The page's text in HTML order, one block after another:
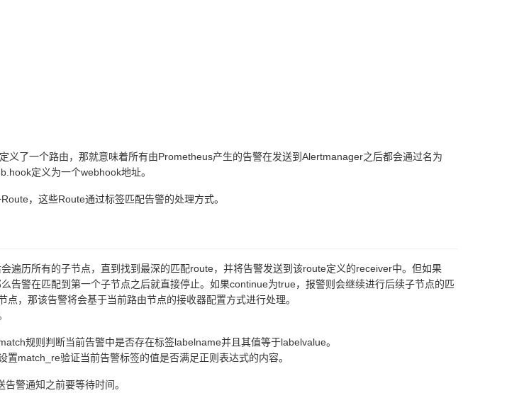
义了一个路由，那就意味着所有由Prometheus产生的告警在发送到Alertmanager之后都会通过名为
定义为一个webhook地址。
，这些Route通过标签匹配告警的处理方式。
遍历所有的子节点，直到找到最深的匹配route，并将告警发送到该route定义的receiver中。但如果
告警在匹配到第一个子节点之后就直接停止。如果continue为true，报警则会继续进行后续子节点的匹
，那该告警将会基于当前路由节点的接收器配置方式进行处理。
规则判断当前告警中是否存在标签labelname并且其值等于labelvalue。
置match_re验证当前告警标签的值是否满足正则表达式的内容。
警通知之前要等待时间。